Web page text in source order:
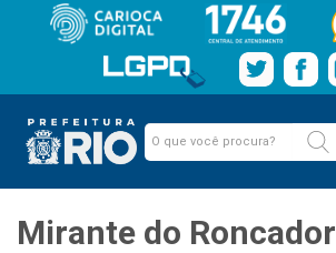
Mirante do Roncador